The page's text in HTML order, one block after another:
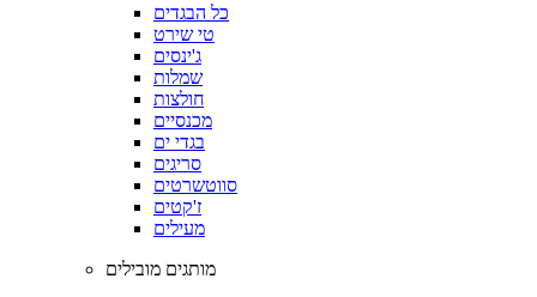
כל הבגדים
טי שירט
ג'ינסים
שמלות
חולצות
מכנסיים
בגדי ים
סריגים
סווטשרטים
ז'קטים
מעילים
מותגים מובילים